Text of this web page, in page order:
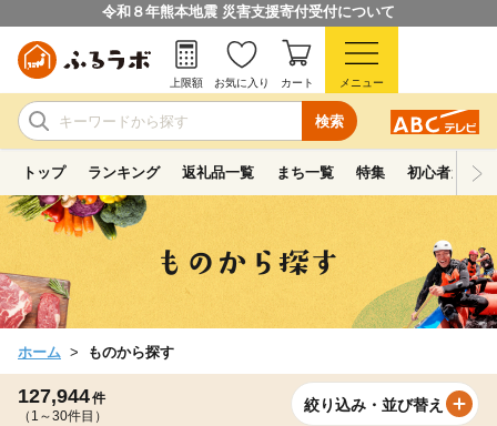
令和８年熊本地震 災害支援寄付受付について
検索
上限額 お気に入り カート メニュー
トップ ランキング 返礼品一覧 まち一覧 特集 初心者ガイド
ホーム ものから探す
127,944件
（1～30件目）
絞り込み・並び替え